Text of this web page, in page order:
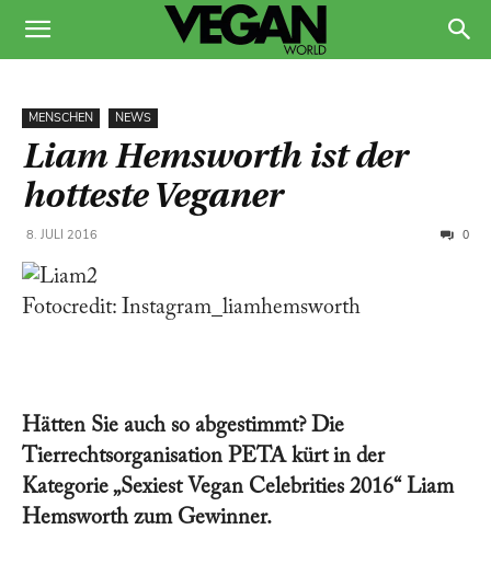
MENSCHEN NEWS
Liam Hemsworth ist der
hotteste Veganer
8. JULI 2016 0
Fotocredit: Instagram_liamhemsworth
Hätten Sie auch so abgestimmt? Die
Tierrechtsorganisation PETA kürt in der
Kategorie „Sexiest Vegan Celebrities 2016“ Liam
Hemsworth zum Gewinner.